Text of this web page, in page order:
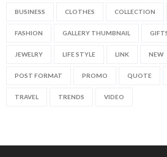
BUSINESS CLOTHES COLLECTION
FASHION GALLERY THUMBNAIL
JEWELRY LIFE STYLE LINK NEW
POST FORMAT PROMO QUOTE
TRAVEL TRENDS VIDEO